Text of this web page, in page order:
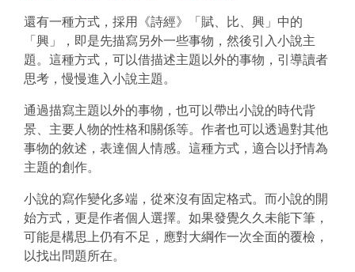
還有一種方式，採用《詩經》「賦、比、興」中的
「興」，即是先描寫另外一些事物，然後引入小說主
題。這種方式，可以借描述主題以外的事物，引導讀者
思考，慢慢進入小說主題。
通過描寫主題以外的事物，也可以帶出小說的時代背
景、主要人物的性格和關係等。作者也可以透過對其他
事物的敘述，表達個人情感。這種方式，適合以抒情為
主題的創作。
小說的寫作變化多端，從來沒有固定格式。而小說的開
始方式，更是作者個人選擇。如果發覺久久未能下筆，
可能是構思上仍有不足，應對大綱作一次全面的覆檢，
以找出問題所在。